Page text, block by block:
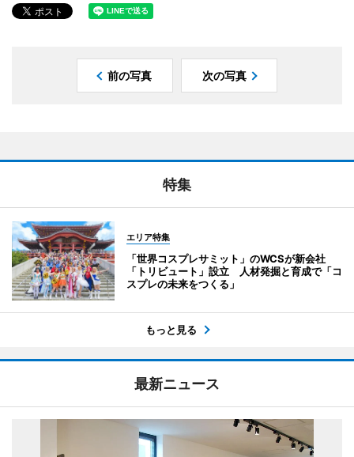
前の写真 次の写真
特集
エリア特集
「世界コスプレサミット」のWCSが新会社
「トリビュート」設立 人材発掘と育成で「コ
スプレの未来をつくる」
もっと見る
最新ニュース